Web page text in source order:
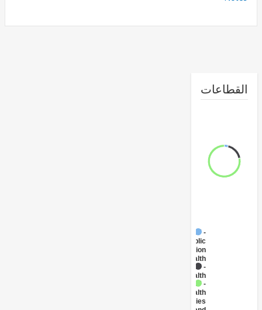
Administration
Facilities